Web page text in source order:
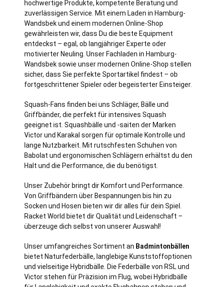
hochwertige Produkte, kompetente Beratung und
zuverlässigen Service. Mit einem Laden in Hamburg-
Wandsbek und einem modernen Online-Shop
gewährleisten wir, dass Du die beste Equipment
entdeckst – egal, ob langjähriger Experte oder
motivierter Neuling. Unser Fachladen in Hamburg-
Wandsbek sowie unser modernen Online-Shop stellen
sicher, dass Sie perfekte Sportartikel findest – ob
fortgeschrittener Spieler oder begeisterter Einsteiger.
Squash-Fans finden bei uns Schläger, Bälle und
Griffbänder, die perfekt für intensives Squash
geeignet ist. Squashbälle und -saiten der Marken
Victor und Karakal sorgen für optimale Kontrolle und
lange Nutzbarkeit. Mit rutschfesten Schuhen von
Babolat und ergonomischen Schlägern erhältst du den
Halt und die Performance, die du benötigst.
Unser Zubehör bringt dir Komfort und Performance.
Von Griffbändern über Bespannungen bis hin zu
Socken und Hosen bieten wir dir alles für dein Spiel.
Racket World bietet dir Qualität und Leidenschaft –
überzeuge dich selbst von unserer Auswahl!
Unser umfangreiches Sortiment an Badmintonbällen
bietet Naturfederbälle, langlebige Kunststoffoptionen
und vielseitige Hybridbälle. Die Federbälle von RSL und
Victor stehen für Präzision im Flug, wobei Hybridbälle